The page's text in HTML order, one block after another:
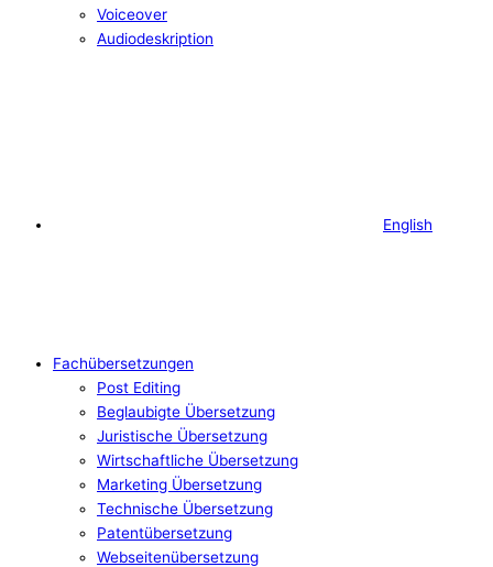
Voiceover
Audiodeskription
English
Fachübersetzungen
Post Editing
Beglaubigte Übersetzung
Juristische Übersetzung
Wirtschaftliche Übersetzung
Marketing Übersetzung
Technische Übersetzung
Patentübersetzung
Webseitenübersetzung